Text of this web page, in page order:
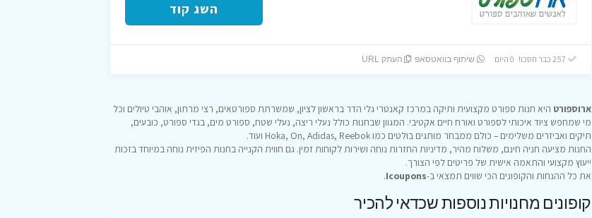
השג קוד
שיתוף בוואטסאפ העתק URL
ארוספורט היא חנות ספורט מקצועית ותיקה במרכז קאנטרי גלי הדר בראשון לציון, שמשרתת ספורטאים, רצי מרתון, אוהבי טיולים וכל
מי שמחפש ציוד איכותי לספורט ואורח חיים אקטיבי. המגוון שבחנות כולל נעלי ריצה, נעלי שטח, ספורט מים, בגדי ספורט, כובעים,
תיקים ואביזרים משלימים – כולם ממבחר מותגים בולטים כמו Hoka, On, Adidas, Reebok ועוד.
החנות מציעה חניה חינם, משלוח מהיר, מדיניות החזרות נוחה ושירות לקוחות זמין. גם חווית הקנייה בחנות הפיזית נוחה במיוחד בזכות
ייעוץ מקצועי והתאמה אישית של פריטים לפי הצורך.
את כל ההנחות והקופונים הכי שווים תמצאי ב-Icoupons
.
קופונים מחנויות נוספות שכדאי להכיר